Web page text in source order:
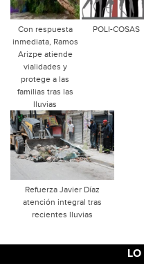
Con respuesta
inmediata, Ramos
Arizpe atiende
vialidades y
protege a las
familias tras las
lluvias
POLI-COSAS
Refuerza Javier Díaz
atención integral tras
recientes lluvias
LO